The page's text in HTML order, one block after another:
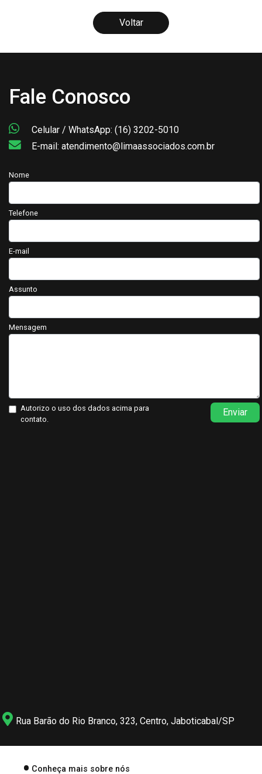
Voltar
Fale Conosco
Celular / WhatsApp: (16) 3202-5010
E-mail: atendimento@limaassociados.com.br
Nome
Telefone
E-mail
Assunto
Mensagem
Autorizo o uso dos dados acima para
contato.
Enviar
Rua Barão do Rio Branco, 323, Centro, Jaboticabal/SP
Conheça mais sobre nós